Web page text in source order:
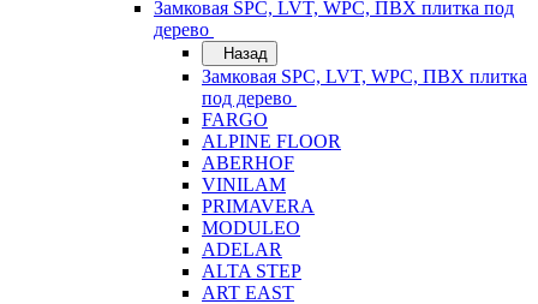
Замковая SPC, LVT, WPC, ПВХ плитка под
дерево
Назад
Замковая SPC, LVT, WPC, ПВХ плитка
под дерево
FARGO
ALPINE FLOOR
ABERHOF
VINILAM
PRIMAVERA
MODULEO
ADELAR
ALTA STEP
ART EAST